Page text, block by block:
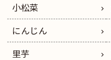
小松菜
にんじん
里芋